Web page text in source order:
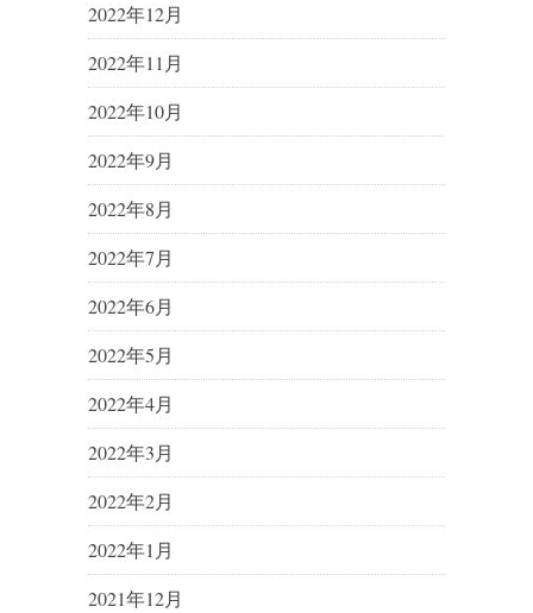
2022年12月
2022年11月
2022年10月
2022年9月
2022年8月
2022年7月
2022年6月
2022年5月
2022年4月
2022年3月
2022年2月
2022年1月
2021年12月